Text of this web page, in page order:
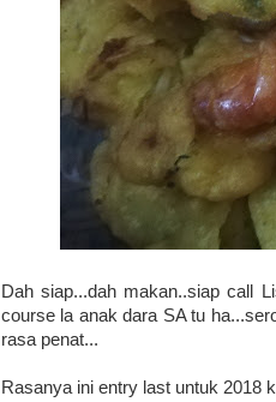
Dah siap...dah makan..siap call
course la anak dara SA tu
rasa penat...
Rasanya ini entry last untuk 2018